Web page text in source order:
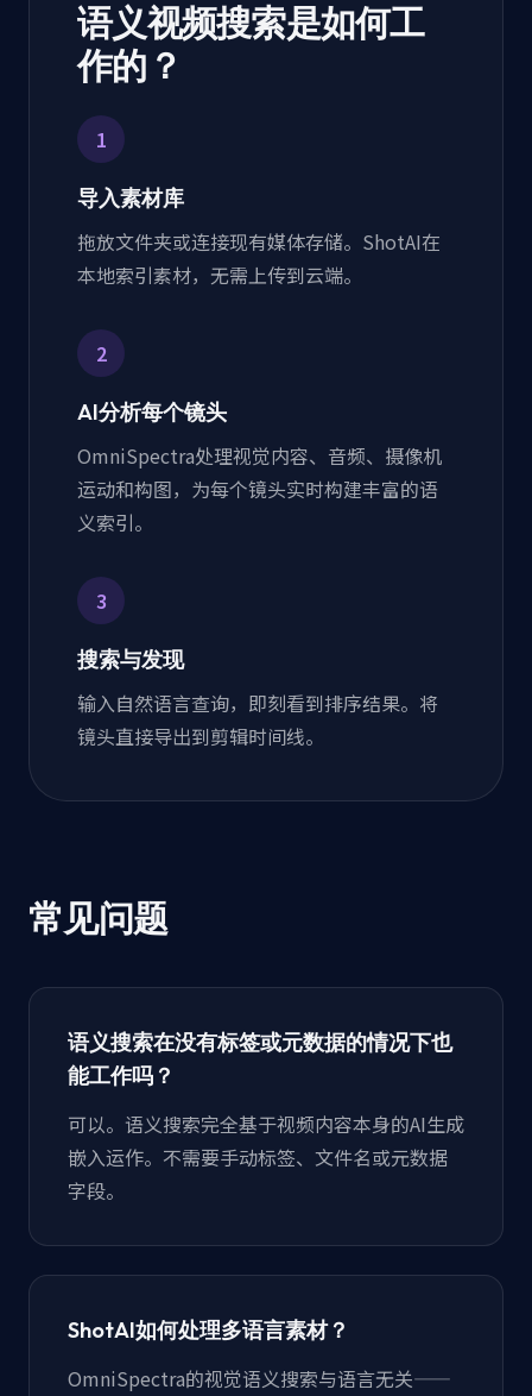
语义视频搜索是如何工
作的？
1
导入素材库
拖放文件夹或连接现有媒体存储。ShotAI在
本地索引素材，无需上传到云端。
2
AI分析每个镜头
OmniSpectra处理视觉内容、音频、摄像机
运动和构图，为每个镜头实时构建丰富的语
义索引。
3
搜索与发现
输入自然语言查询，即刻看到排序结果。将
镜头直接导出到剪辑时间线。
常见问题
语义搜索在没有标签或元数据的情况下也
能工作吗？
可以。语义搜索完全基于视频内容本身的AI生成
嵌入运作。不需要手动标签、文件名或元数据
字段。
ShotAI如何处理多语言素材？
OmniSpectra的视觉语义搜索与语言无关——